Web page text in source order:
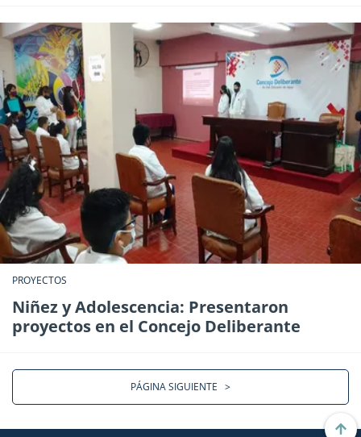
PROYECTOS
Niñez y Adolescencia: Presentaron
proyectos en el Concejo Deliberante
PÁGINA SIGUIENTE >